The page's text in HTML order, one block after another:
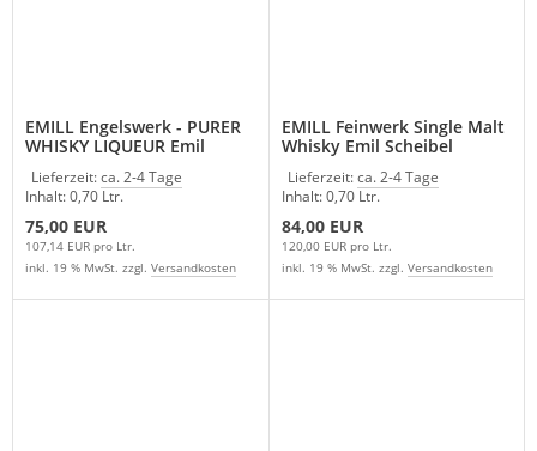
EMILL Engelswerk - PURER
WHISKY LIQUEUR Emil
Lieferzeit:ca. 2-4 Tage
Inhalt: 0,70 Ltr.
75,00 EUR
107,14 EUR pro Ltr.
inkl. 19 % MwSt. zzgl. Versandkosten
EMILL Feinwerk Single Malt
Whisky Emil Scheibel
Lieferzeit:ca. 2-4 Tage
Inhalt: 0,70 Ltr.
84,00 EUR
120,00 EUR pro Ltr.
inkl. 19 % MwSt. zzgl. Versandkosten